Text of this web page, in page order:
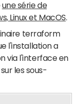
une série de
Linux et MacOS
terraform
l'installation a
via l'interface en
les sous-